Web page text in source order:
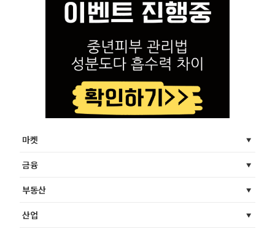
마켓
금융
부동산
산업